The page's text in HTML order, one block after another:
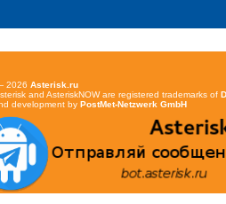
2026 Asterisk.ru
and AsteriskNOW are registered trademarks of
development by PostMet-Netzwerk GmbH